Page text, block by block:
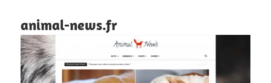
animal-news.fr